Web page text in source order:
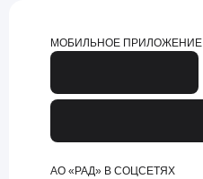
МОБИЛЬНОЕ ПРИЛОЖЕНИЕ
АО «РАД» В СОЦСЕТЯХ